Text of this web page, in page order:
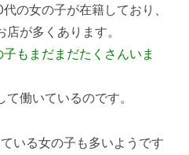
の女の子が在籍しており、
が多くあります。
もまだまだたくさんいま
働いているのです。
いる女の子も多いようです